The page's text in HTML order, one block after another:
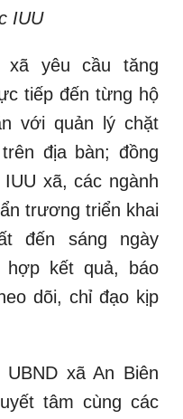
IUU
xã yêu cầu tăng
tiếp đến từng hộ
với quản lý chặt
địa bàn; đồng
xã, các ngành
trương triển khai
đến sáng ngày
hợp kết quả, báo
dõi, chỉ đạo kịp
xã An Biên
tâm cùng các